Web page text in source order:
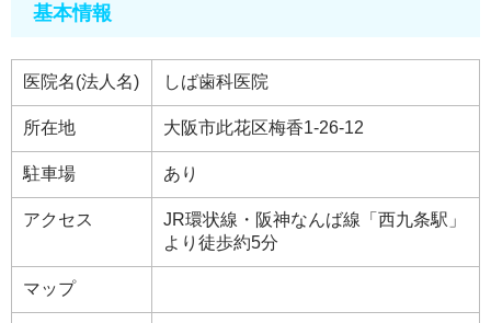
基本情報
医院名(法人名) しば歯科医院
所在地 大阪市此花区梅香1-26-12
駐車場 あり
アクセス
JR環状線・阪神なんば線「西九条駅」
より徒歩約5分
マップ